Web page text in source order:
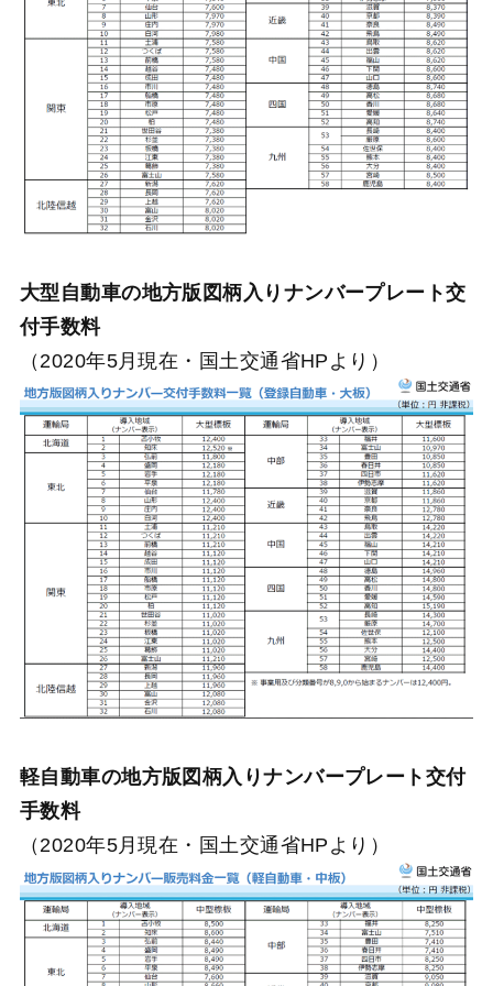
大型自動車の地方版図柄入りナンバープレート交
付手数料
（2020年5月現在・国土交通省HPより）
軽自動車の地方版図柄入りナンバープレート交付
手数料
（2020年5月現在・国土交通省HPより）